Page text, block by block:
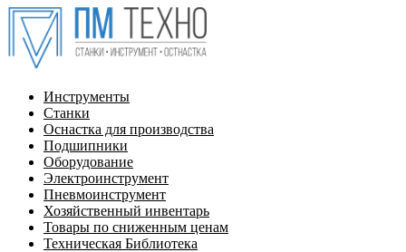
Инструменты
Станки
Оснастка для производства
Подшипники
Оборудование
Электроинструмент
Пневмоинструмент
Хозяйственный инвентарь
Товары по сниженным ценам
Техническая Библиотека